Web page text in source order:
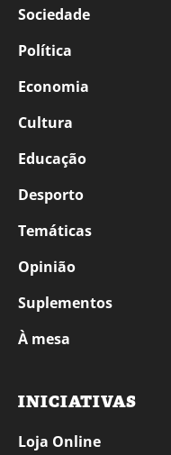
Sociedade
Política
Economia
Cultura
Educação
Desporto
Temáticas
Opinião
Suplementos
À mesa
INICIATIVAS
Loja Online